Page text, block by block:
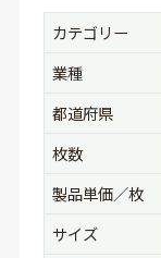
カテゴリー
業種
都道府県
枚数
製品単価／枚
サイズ